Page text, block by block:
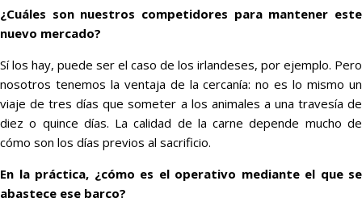
¿Cuáles son nuestros competidores para mantener este
nuevo mercado?
Sí los hay, puede ser el caso de los irlandeses, por ejemplo. Pero
nosotros tenemos la ventaja de la cercanía: no es lo mismo un
viaje de tres días que someter a los animales a una travesía de
diez o quince días. La calidad de la carne depende mucho de
cómo son los días previos al sacrificio.
En la práctica, ¿cómo es el operativo mediante el que se
abastece ese barco?